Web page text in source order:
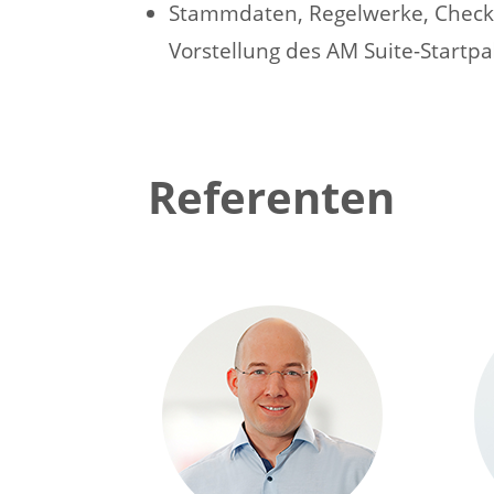
Stammdaten, Regelwerke,
Vorstellung des AM Suite-
Referenten